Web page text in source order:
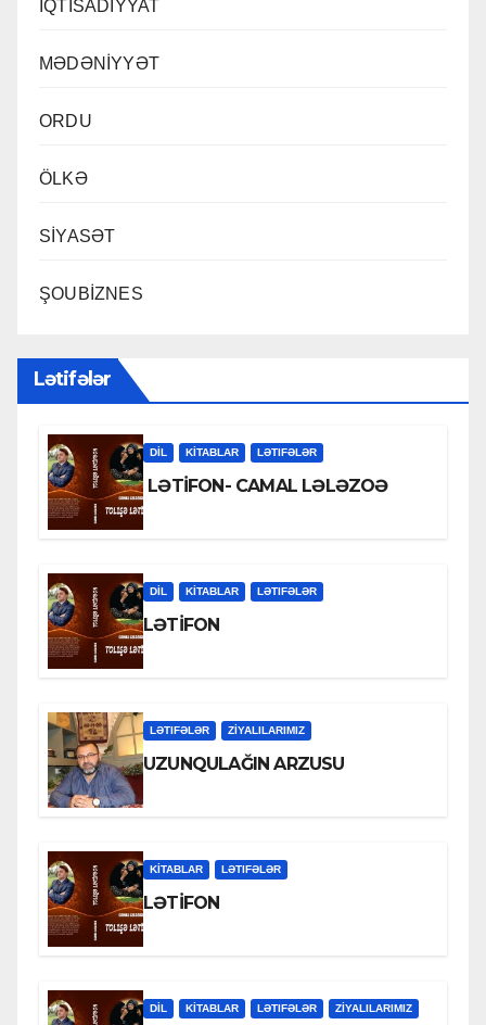
İQTİSADİYYAT
MƏDƏNİYYƏT
ORDU
ÖLKƏ
SİYASƏT
ŞOUBİZNES
Lətifələr
DİL KİTABLAR LƏTIFƏLƏR
LƏTİFON- CAMAL LƏLƏZOƏ
DİL KİTABLAR LƏTIFƏLƏR
LƏTİFON
LƏTIFƏLƏR ZİYALILARIMIZ
UZUNQULAĞIN ARZUSU
KİTABLAR LƏTIFƏLƏR
LƏTİFON
DİL KİTABLAR LƏTIFƏLƏR ZİYALILARIMIZ